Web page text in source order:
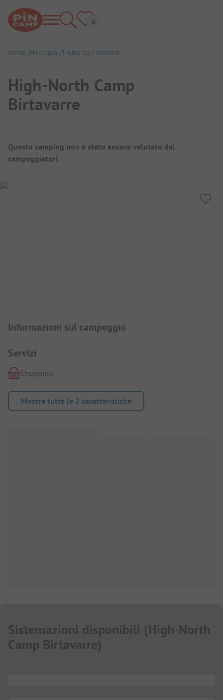
Home Norvegia Troms og Finnmark
High-North Camp
Birtavarre
Panoramica del campeggio
Questo camping non è stato ancora valutato dai
campeggiatori.
Informazioni sul campeggio
Servizi
Shopping
Mostra tutte le 2 caratteristiche
Sistemazioni disponibili (High-North
Camp Birtavarre)